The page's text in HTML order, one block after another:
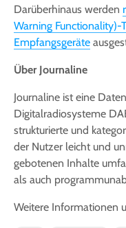
Darüberhinaus werden
Warning Functionality)-
Empfangsgeräte
Über Journaline
Journaline ist eine
Digitalradiosysteme
strukturierte und
der Nutzer leicht und
gebotenen Inhalte
als auch
Weitere Informationen